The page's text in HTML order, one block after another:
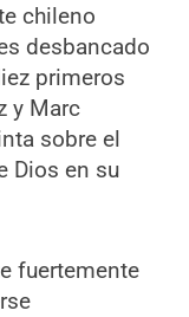
chileno
desbancado
primeros
y Marc
sobre el
Dios en su
fuertemente